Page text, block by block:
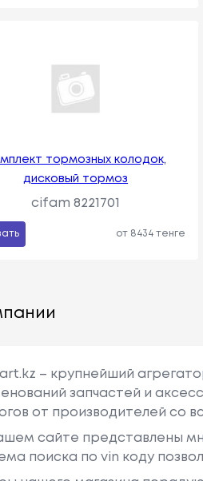
тормозных колодок,
дисковый тормоз
cifam 8221701
от 8434 тенге
– крупнейший
запчастей и
от производителей со
сайте представлены
поиска по vin коду